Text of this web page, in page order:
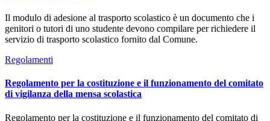
Il modulo di adesione al trasporto scolastico è un documento che i
genitori o tutori di uno studente devono compilare per richiedere il
servizio di trasporto scolastico fornito dal Comune.
Regolamenti
Regolamento per la costituzione e il funzionamento del comitato
di vigilanza della mensa scolastica
Regolamento per la costituzione e il funzionamento del comitato di